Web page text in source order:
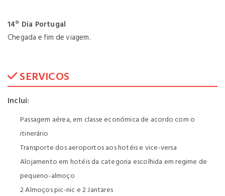
14º Dia Portugal
Chegada e fim de viagem.
SERVICOS
Inclui:
Passagem aérea, em classe económica de acordo com o
itinerário
Transporte dos aeroportos aos hotéis e vice-versa
Alojamento em hotéis da categoria escolhida em regime de
pequeno-almoço
2 Almoços pic-nic e 2 Jantares